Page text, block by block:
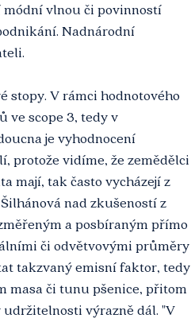
módní vlnou či povinností
Nadnárodní
stopy. V rámci hodnotového
ve scope 3, tedy v
je vyhodnocení
protože vidíme, že zemědělci
mají, tak často vycházejí z
nad zkušeností z
a posbíraným přímo
či odvětvovými průměry
takzvaný emisní faktor, tedy
či tunu pšenice, přitom
výrazně dál. "V